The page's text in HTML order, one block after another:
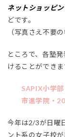
ネットショッピ
どです。
（写真さえ不要
ところで、各塾
けることができま
SAPIX小学
市進学院・
今年は2/3が日曜
ント系の女子校